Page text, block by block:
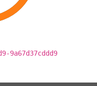
9a67d37cddd9